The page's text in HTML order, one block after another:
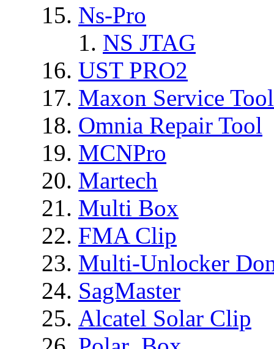
Ns-Pro
NS JTAG
UST PRO2
Maxon Service
Omnia Repair Tool
MCNPro
Martech
Multi Box
FMA Clip
Multi-Unlocker
SagMaster
Alcatel Solar Clip